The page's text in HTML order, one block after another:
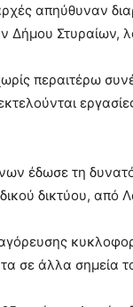
απηύθυναν
Δήμου Στυραίων,
περαιτέρω
έδωσε τη
δικτύου, από
σε άλλα σημεία